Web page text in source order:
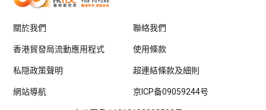
關於我們 聯絡我們
香港貿發局流動應用程式 使用條款
私隠政策聲明 超連結條款及細則
網站導航 京ICP备09059244号